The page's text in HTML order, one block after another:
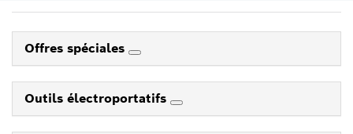
Offres spéciales
Outils électroportatifs